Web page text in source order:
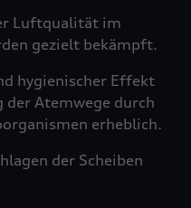
Luftqualität im
gezielt bekämpft.
hygienischer Effekt
der Atemwege durch
erheblich.
der Scheiben